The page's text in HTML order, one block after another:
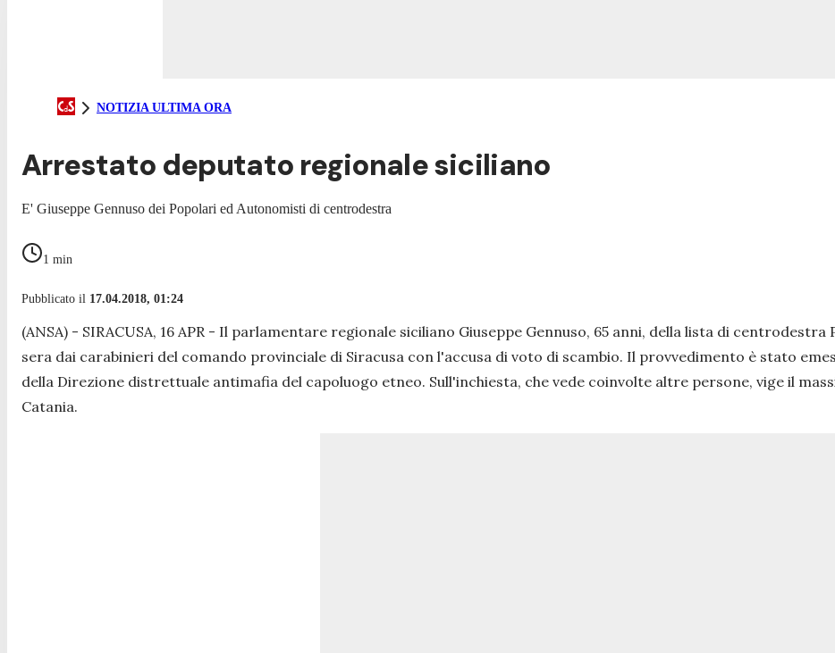
NOTIZIA ULTIMA ORA
Arrestato deputato regionale siciliano
E' Giuseppe Gennuso dei Popolari ed Autonomisti di centrodestra
1 min
Pubblicato il 17.04.2018, 01:24
(ANSA) - SIRACUSA, 16 APR - Il parlamentare regionale siciliano Giuseppe Gennuso, 65 anni, della lista di
sera dai carabinieri del comando provinciale di Siracusa con l'accusa di voto di scambio. Il provvedimento è stato
della Direzione distrettuale antimafia del capoluogo etneo. Sull'inchiesta, che vede coinvolte altre persone, vige il
Catania.